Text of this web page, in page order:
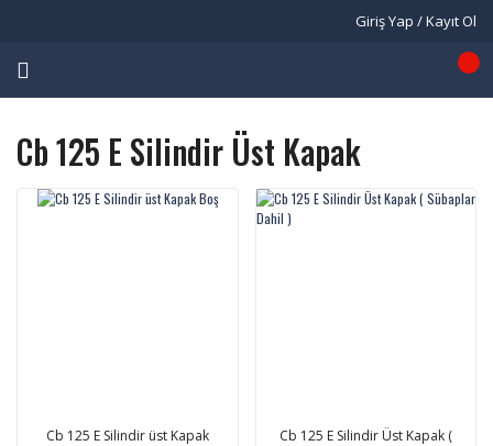
Giriş Yap / Kayıt Ol
Cb 125 E Silindir Üst Kapak
Cb 125 E Silindir üst Kapak
Cb 125 E Silindir Üst Kapak (